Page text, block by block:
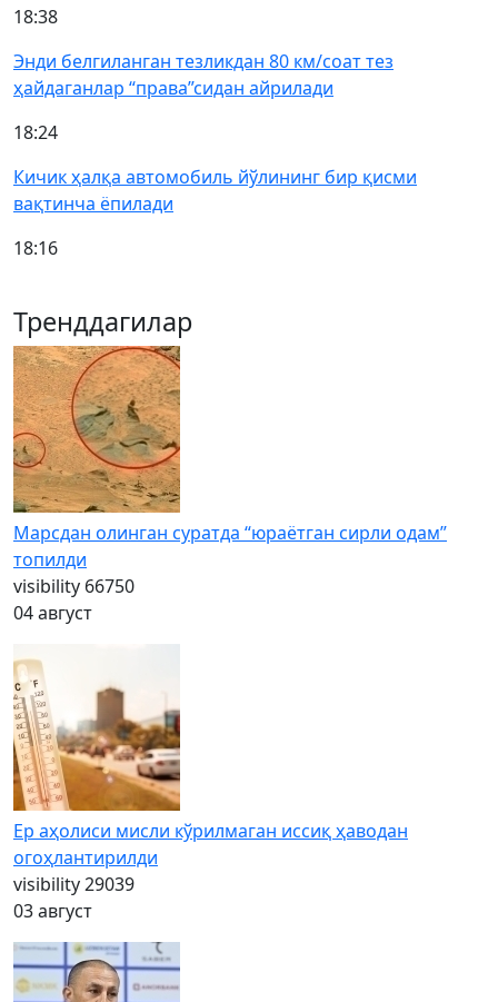
18:38
Энди белгиланган тезликдан 80 км/соат тез
ҳайдаганлар “права”сидан айрилади
18:24
Кичик ҳалқа автомобиль йўлининг бир қисми
вақтинча ёпилади
18:16
Тренддагилар
Марсдан олинган суратда “юраётган сирли одам”
топилди
visibility 66750
04 август
Ер аҳолиси мисли кўрилмаган иссиқ ҳаводан
огоҳлантирилди
visibility29039
03 август